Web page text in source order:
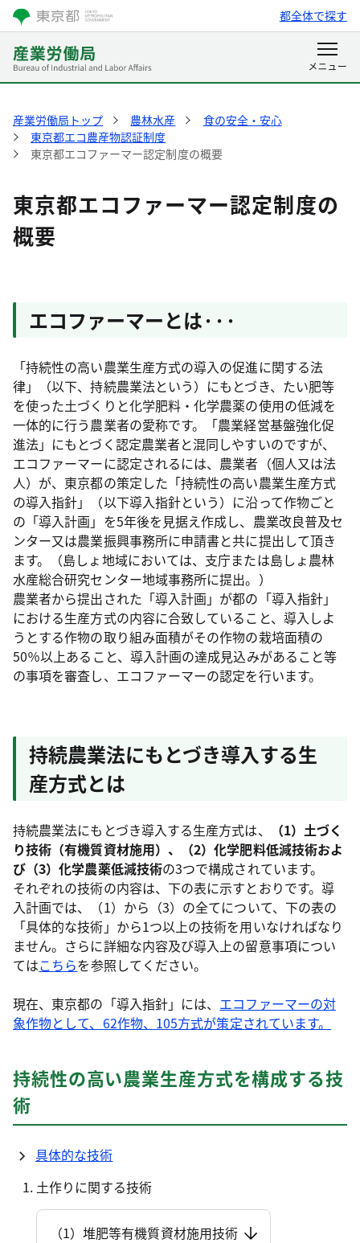
都全体で探す
産業労働局トップ 農林水産
食の安全・安心
東京都エコ農産物認証制度
東京都エコファーマー認定制度の概要
東京都エコファーマー認定制度の
概要
エコファーマーとは···
「持続性の高い農業生産方式の導入の促進に関する法
律」（以下、持続農業法という）にもとづき、たい肥等
を使った土づくりと化学肥料・化学農薬の使用の低減を
一体的に行う農業者の愛称です。「農業経営基盤強化促
進法」にもとづく認定農業者と混同しやすいのですが、
エコファーマーに認定されるには、農業者（個人又は法
人）が、東京都の策定した「持続性の高い農業生産方式
の導入指針」（以下導入指針という）に沿って作物ごと
の「導入計画」を5年後を見据え作成し、農業改良普及セ
ンター又は農業振興事務所に申請書と共に提出して頂き
ます。（島しょ地域においては、支庁または島しょ農林
水産総合研究センター地域事務所に提出。）
農業者から提出された「導入計画」が都の「導入指針」
における生産方式の内容に合致していること、導入しよ
うとする作物の取り組み面積がその作物の栽培面積の
50％以上あること、導入計画の達成見込みがあること等
の事項を審査し、エコファーマーの認定を行います。
持続農業法にもとづき導入する生
産方式とは
持続農業法にもとづき導入する生産方式は、
（1）土づく
り技術（有機質資材施用）、（2）化学肥料低減技術およ
び（3）化学農薬低減技術の3つで構成されています。
それぞれの技術の内容は、下の表に示すとおりです。導
入計画では、（1）から（3）の全てについて、下の表の
「具体的な技術」から1つ以上の技術を用いなければなり
ません。さらに詳細な内容及び導入上の留意事項につい
てはこちらを参照してください。
現在、東京都の「導入指針」には、 エコファーマーの対
象作物として、62作物、105方式が策定されています。
持続性の高い農業生産方式を構成する技
術
具体的な技術
土作りに関する技術
（1）堆肥等有機質資材施用技術